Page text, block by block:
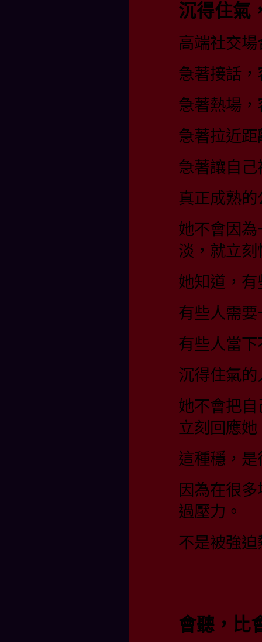
沉得住氣
高端社交
急著接話
急著熱場
急著拉近
急著讓自
真正成熟
她不會因
淡，就立
她知道，
有些人需
有些人當
沉得住氣
她不會把
立刻回應
這種穩，
因為在很
過壓力。
不是被強
會聽，比